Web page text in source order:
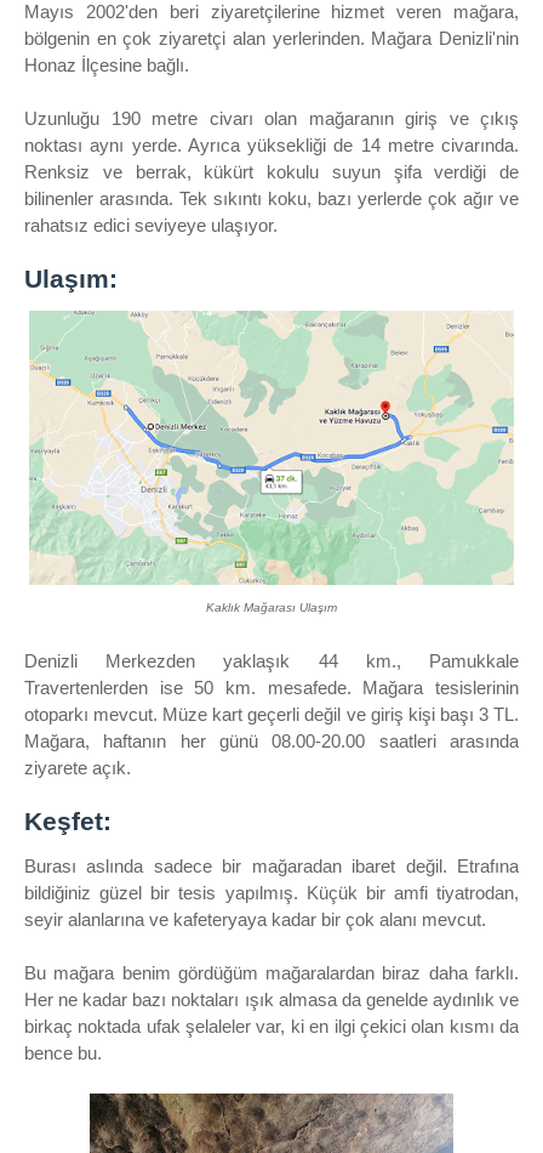
Mayıs 2002'den beri ziyaretçilerine hizmet veren mağara,
bölgenin en çok ziyaretçi alan yerlerinden. Mağara Denizli'nin
Honaz İlçesine bağlı.
Uzunluğu 190 metre civarı olan mağaranın giriş ve çıkış
noktası aynı yerde. Ayrıca yüksekliği de 14 metre civarında.
Renksiz ve berrak, kükürt kokulu suyun şifa verdiği de
bilinenler arasında. Tek sıkıntı koku, bazı yerlerde çok ağır ve
rahatsız edici seviyeye ulaşıyor.
Ulaşım:
Kaklık Mağarası Ulaşım
Denizli Merkezden yaklaşık 44 km., Pamukkale
Travertenlerden ise 50 km. mesafede. Mağara tesislerinin
otoparkı mevcut. Müze kart geçerli değil ve giriş kişi başı 3 TL.
Mağara, haftanın her günü 08.00-20.00 saatleri arasında
ziyarete açık.
Keşfet:
Burası aslında sadece bir mağaradan ibaret değil. Etrafına
bildiğiniz güzel bir tesis yapılmış. Küçük bir amfi tiyatrodan,
seyir alanlarına ve kafeteryaya kadar bir çok alanı mevcut.
Bu mağara benim gördüğüm mağaralardan biraz daha farklı.
Her ne kadar bazı noktaları ışık almasa da genelde aydınlık ve
birkaç noktada ufak şelaleler var, ki en ilgi çekici olan kısmı da
bence bu.